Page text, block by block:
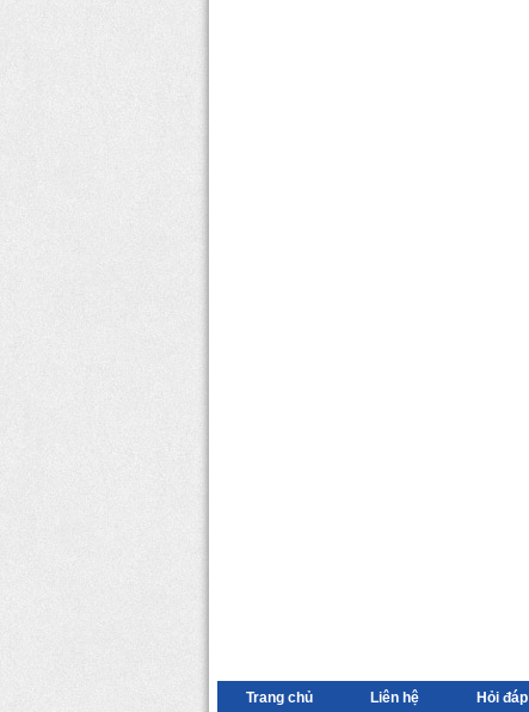
Trang chủ Liên hệ Hỏi đáp